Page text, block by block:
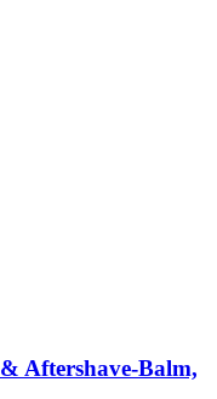
Aftershave-​Balm,